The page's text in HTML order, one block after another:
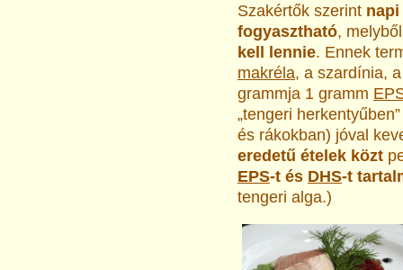
Szakértők szerint
fogyasztható,
kell lennie. Ennek
makréla, a szardínia,
grammja 1 gramm
„tengeri
és rákokban) jóval
eredetű ételek közt
EPS-t és DHS-t
tengeri alga.)